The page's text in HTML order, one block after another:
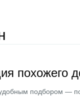
похожего
удобным подбором —